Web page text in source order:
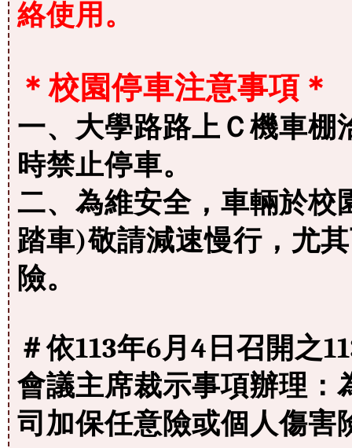
絡使用。
＊校園停車注意事項＊
一、大學路路上Ｃ機車棚
時禁止停車。
二、為維安全，車輛於
踏車)敬請減速慢行，尤
險。
＃依113年6月4日召開之
會議主席裁示事項辦理：
司加保任意險或個人傷害